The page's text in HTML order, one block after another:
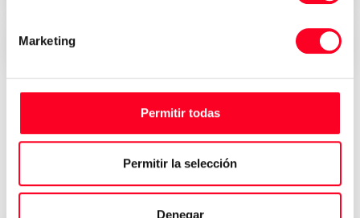
Marketing
Permitir todas
Permitir la selección
Denegar
Entrega inmediata en todo el mundo
comprado su máquina en 3Axis